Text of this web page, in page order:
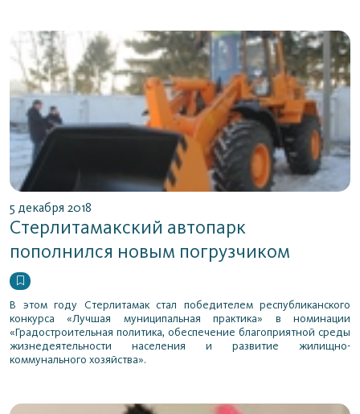
5 декабря 2018
Стерлитамакский автопарк
пополнился новым погрузчиком
В этом году Стерлитамак стал победителем республиканского
конкурса «Лучшая муниципальная практика» в номинации
«Градостроительная политика, обеспечение благоприятной среды
жизнедеятельности населения и развитие жилищно-
коммунального хозяйства».